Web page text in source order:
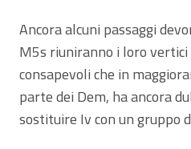
Ancora alcuni passaggi
M5s riuniranno i loro
consapevoli che in
parte dei Dem, ha ancora
sostituire Iv con un gruppo